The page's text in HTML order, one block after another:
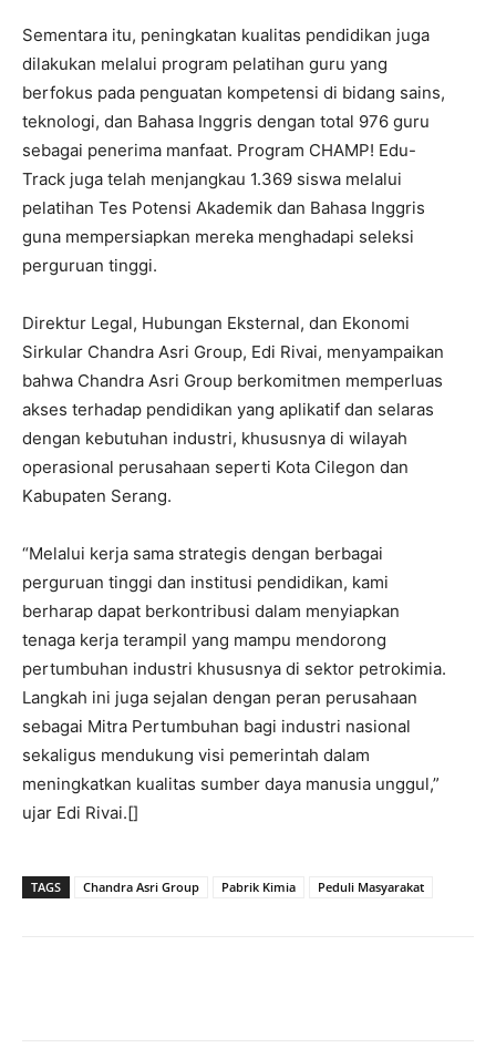
Sementara itu, peningkatan kualitas pendidikan juga
dilakukan melalui program pelatihan guru yang
berfokus pada penguatan kompetensi di bidang sains,
teknologi, dan Bahasa Inggris dengan total 976 guru
sebagai penerima manfaat. Program CHAMP! Edu-
Track juga telah menjangkau 1.369 siswa melalui
pelatihan Tes Potensi Akademik dan Bahasa Inggris
guna mempersiapkan mereka menghadapi seleksi
perguruan tinggi.
Direktur Legal, Hubungan Eksternal, dan Ekonomi
Sirkular Chandra Asri Group, Edi Rivai, menyampaikan
bahwa Chandra Asri Group berkomitmen memperluas
akses terhadap pendidikan yang aplikatif dan selaras
dengan kebutuhan industri, khususnya di wilayah
operasional perusahaan seperti Kota Cilegon dan
Kabupaten Serang.
“Melalui kerja sama strategis dengan berbagai
perguruan tinggi dan institusi pendidikan, kami
berharap dapat berkontribusi dalam menyiapkan
tenaga kerja terampil yang mampu mendorong
pertumbuhan industri khususnya di sektor petrokimia.
Langkah ini juga sejalan dengan peran perusahaan
sebagai Mitra Pertumbuhan bagi industri nasional
sekaligus mendukung visi pemerintah dalam
meningkatkan kualitas sumber daya manusia unggul,”
ujar Edi Rivai.[]
TAGS Chandra Asri Group Pabrik Kimia Peduli Masyarakat